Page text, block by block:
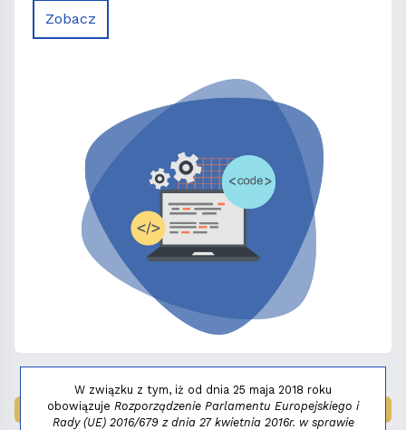
Zobacz
LAUREAT NAGRODY:MAŁY FENIKS 2025
W związku z tym, iż od dnia 25 maja 2018 roku
obowiązuje Rozporządzenie Parlamentu Europejskiego i
Rady (UE) 2016/679 z dnia 27 kwietnia 2016r. w sprawie